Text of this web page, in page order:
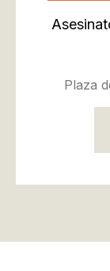
Plaza